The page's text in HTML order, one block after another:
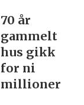
70 år
gammelt
hus gikk
for ni
millioner